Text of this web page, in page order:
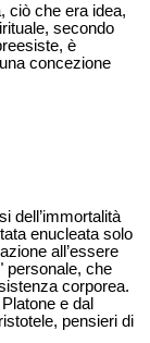
ciò che era idea,
secondo
è
concezione
dell’immortalità
enucleata solo
all’essere
personale, che
corporea.
e dal
pensieri di